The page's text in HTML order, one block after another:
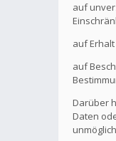
auf
auf
auf
Darüber
Daten